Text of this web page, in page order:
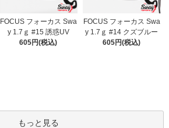
FOCUS フォーカス Swa
y 1.7ｇ #15 誘惑UV
605円(税込)
FOCUS フォーカス Swa
y 1.7ｇ #14 クズブルー
605円(税込)
もっと見る